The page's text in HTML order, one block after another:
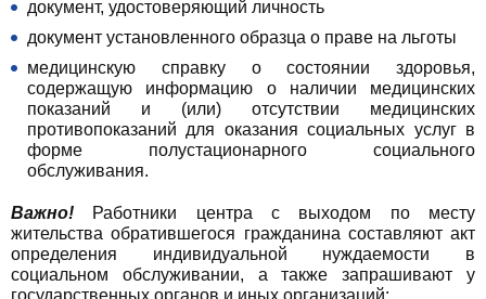
документ, удостоверяющий личность
документ установленного образца о праве на льготы
медицинскую справку о состоянии здоровья,
содержащую информацию о наличии медицинских
показаний и (или) отсутствии медицинских
противопоказаний для оказания социальных услуг в
форме полустационарного социального
обслуживания.
Важно! Работники центра с выходом по месту
жительства обратившегося гражданина составляют акт
определения индивидуальной нуждаемости в
социальном обслуживании, а также запрашивают у